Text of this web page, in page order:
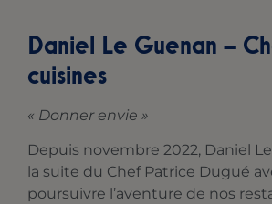
Daniel Le Guenan –
cuisines
« Donner envie »
Depuis novembre 2022, Daniel
la suite du Chef Patrice Dugué
poursuivre l’aventure de nos